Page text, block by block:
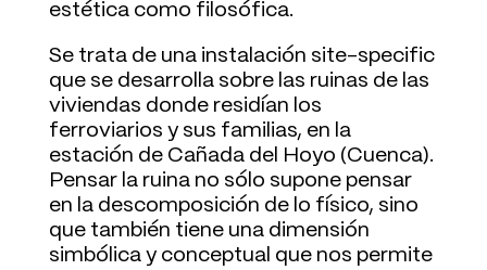
estética como filosófica.
Se trata de una instalación site-specific
que se desarrolla sobre las ruinas de las
viviendas donde residían los
ferroviarios y sus familias, en la
estación de Cañada del Hoyo (Cuenca).
Pensar la ruina no sólo supone pensar
en la descomposición de lo físico, sino
que también tiene una dimensión
simbólica y conceptual que nos permite